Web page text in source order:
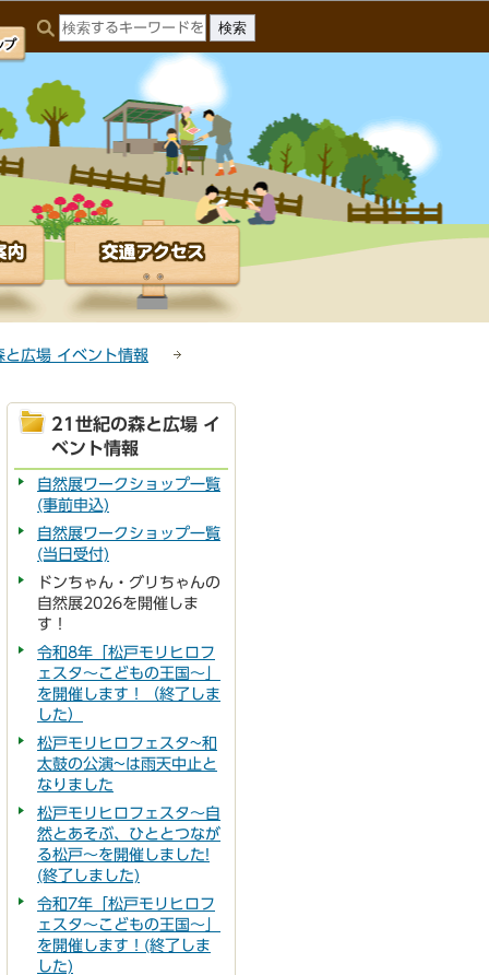
広場 イベント情報
21世紀の森と広場 イ
ベント情報
自然展ワークショップ一覧
(事前申込)
自然展ワークショップ一覧
(当日受付)
ドンちゃん・グリちゃんの
自然展2026を開催しま
す！
令和8年「松戸モリヒロフ
ェスタ～こどもの王国～」
を開催します！（終了しま
した）
松戸モリヒロフェスタ~和
太鼓の公演~は雨天中止と
なりました
松戸モリヒロフェスタ～自
然とあそぶ、ひととつなが
る松戸～を開催しました!
(終了しました)
令和7年「松戸モリヒロフ
ェスタ～こどもの王国～」
を開催します！(終了しま
した)